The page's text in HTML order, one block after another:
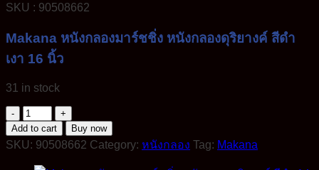
SKU : 90508662
Makana หนังกลองมาร์ชชิ่ง หนังกลองดุริยางค์ สีดำ
เงา 16 นิ้ว
31 in stock
Makana
Legend
Drum
Head
CPBL
Add to cart Buy now
SKU: 90508662 Category: หนังกลอง Tag: Makana